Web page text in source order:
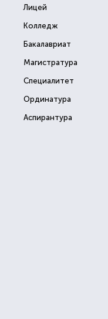
Лицей
Колледж
Бакалавриат
Магистратура
Специалитет
Ординатура
Аспирантура